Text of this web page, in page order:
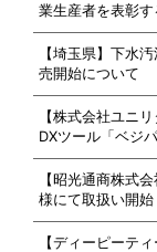
業生産者を表彰
【埼玉県】下水
売開始について
【株式会社ユニ
DXツール「ベジ
【昭光通商株式
様にて取扱い開
【ディーピーテ